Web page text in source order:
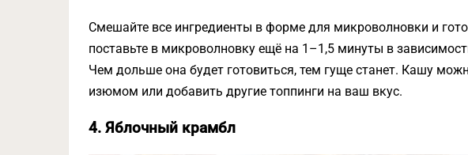
Смешайте все ингредиенты в форме для микроволновки и
поставьте в микроволновку ещё на 1–1,5 минуты в
Чем дольше она будет готовиться, тем гуще станет. Кашу
изюмом или добавить другие топпинги на ваш вкус.
4. Яблочный крамбл